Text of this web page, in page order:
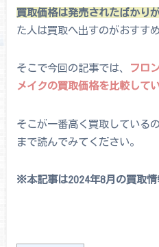
買取価格は発売されたばかり
た人は買取へ出すのがおすすめ
そこで今回の記事では、
フロ
メイクの買取価格を比較してい
そこが一番高く買取している
まで読んでみてください。
※本記事は2024年8月の買取情